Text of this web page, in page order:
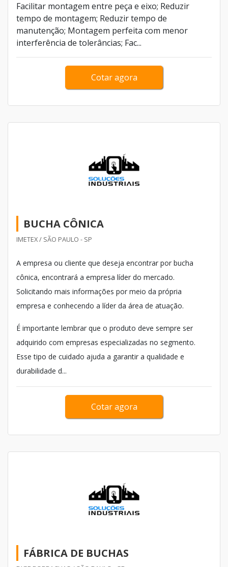
Facilitar montagem entre peça e eixo; Reduzir
tempo de montagem; Reduzir tempo de
manutenção; Montagem perfeita com menor
interferência de tolerâncias; Fac...
Cotar agora
BUCHA CÔNICA
IMETEX / SÃO PAULO - SP
A empresa ou cliente que deseja encontrar por bucha
cônica, encontrará a empresa líder do mercado.
Solicitando mais informações por meio da própria
empresa e conhecendo a líder da área de atuação.
É importante lembrar que o produto deve sempre ser
adquirido com empresas especializadas no segmento.
Esse tipo de cuidado ajuda a garantir a qualidade e
durabilidade d...
Cotar agora
FÁBRICA DE BUCHAS